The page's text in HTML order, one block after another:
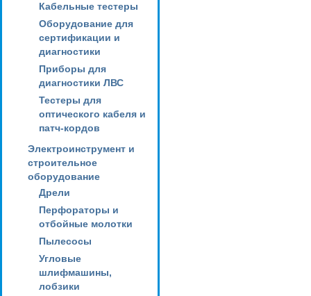
Кабельные тестеры
Оборудование для
сертификации и
диагностики
Приборы для
диагностики ЛВС
Тестеры для
оптического кабеля и
патч-кордов
Электроинструмент и
строительное
оборудование
Дрели
Перфораторы и
отбойные молотки
Пылесосы
Угловые
шлифмашины,
лобзики